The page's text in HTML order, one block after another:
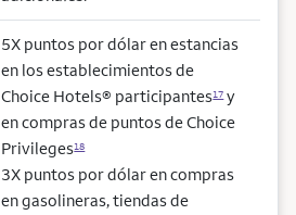
5X puntos por dólar en estancias
en los establecimientos de
Choice Hotels® participantes17y
en compras de puntos de Choice
Privileges18
3X puntos por dólar en compras
en gasolineras, tiendas de